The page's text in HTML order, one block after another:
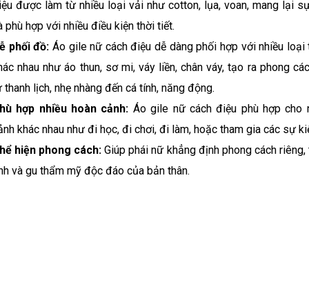
được làm từ nhiều loại vải như cotton, lụa, voan, mang lại
phù hợp với nhiều điều kiện thời tiết.
phối đồ: Áo gile nữ cách điệu dễ dàng phối hợp với nhiều loại
nhau như áo thun, sơ mi, váy liền, chân váy, tạo ra phong
thanh lịch, nhẹ nhàng đến cá tính, năng động.
hợp nhiều hoàn cảnh: Áo gile nữ cách điệu phù hợp cho
khác nhau như đi học, đi chơi, đi làm, hoặc tham gia các sự
hiện phong cách:Giúp phái nữ khẳng định phong cách riêng,
và gu thẩm mỹ độc đáo của bản thân.